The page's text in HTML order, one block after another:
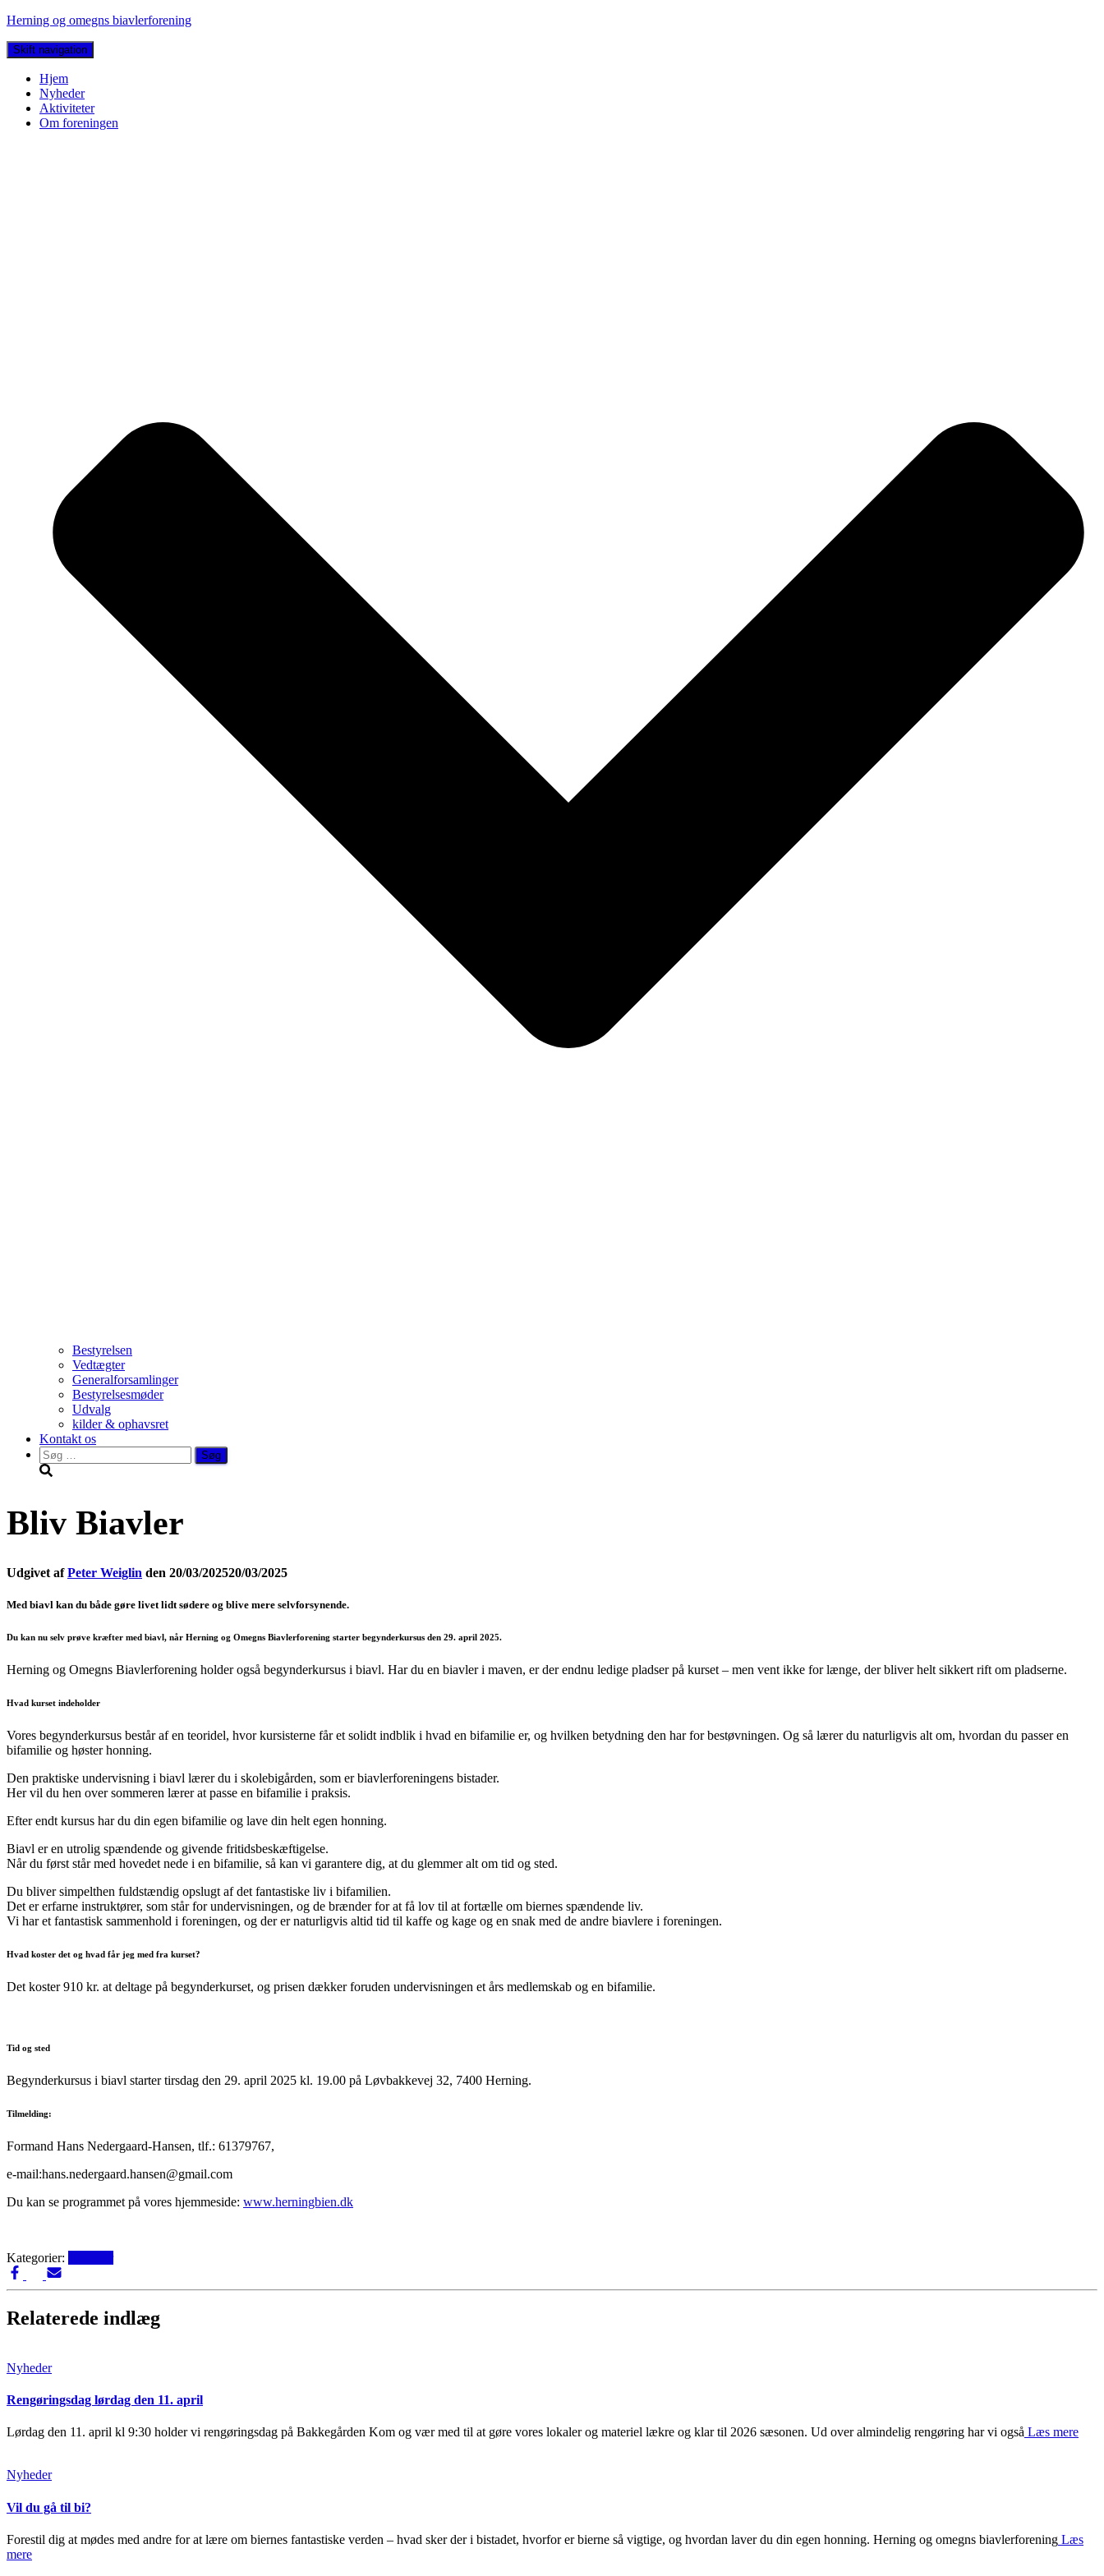
Herning og omegns biavlerforening
Skift navigation
Hjem
Nyheder
Aktiviteter
Om foreningen
Bestyrelsen
Vedtægter
Generalforsamlinger
Bestyrelsesmøder
Udvalg
kilder & ophavsret
Kontakt os
Søg
efter:
Bliv Biavler
Udgivet afPeter Weiglin den 20/03/202520/03/2025
Med biavl kan du både gøre livet lidt sødere og blive mere selvforsynende.
Du kan nu selv prøve kræfter med biavl, når Herning og Omegns Biavlerforening starter begynderkursus den 29. april 2025.
Herning og Omegns Biavlerforening holder også begynderkursus i biavl. Har du en biavler i maven, er der endnu ledige pladser på kurset – men vent ikke for længe, der bliver helt sikkert rift om pladserne.
Hvad kurset indeholder
Vores begynderkursus består af en teoridel, hvor kursisterne får et solidt indblik i hvad en bifamilie er, og hvilken betydning den har for bestøvningen. Og så lærer du naturligvis alt om, hvordan du passer en
bifamilie og høster honning.
Den praktiske undervisning i biavl lærer du i skolebigården, som er biavlerforeningens bistader.
Her vil du hen over sommeren lærer at passe en bifamilie i praksis.
Efter endt kursus har du din egen bifamilie og lave din helt egen honning.
Biavl er en utrolig spændende og givende fritidsbeskæftigelse.
Når du først står med hovedet nede i en bifamilie, så kan vi garantere dig, at du glemmer alt om tid og sted.
Du bliver simpelthen fuldstændig opslugt af det fantastiske liv i bifamilien.
Det er erfarne instruktører, som står for undervisningen, og de brænder for at få lov til at fortælle om biernes spændende liv.
Vi har et fantastisk sammenhold i foreningen, og der er naturligvis altid tid til kaffe og kage og en snak med de andre biavlere i foreningen.
Hvad koster det og hvad får jeg med fra kurset?
Det koster 910 kr. at deltage på begynderkurset, og prisen dækker foruden undervisningen et års medlemskab og en bifamilie.
Tid og sted
Begynderkursus i biavl starter tirsdag den 29. april 2025 kl. 19.00 på Løvbakkevej 32, 7400 Herning.
Tilmelding:
Formand Hans Nedergaard-Hansen, tlf.: 61379767,
e-mail:hans.nedergaard.hansen@gmail.com
Du kan se programmet på vores hjemmeside: www.herningbien.dk
Kategorier:
Relaterede indlæg
Nyheder
Rengøringsdag lørdag den 11. april
Lørdag den 11. april kl 9:30 holder vi rengøringsdag på Bakkegården Kom og vær med til at gøre vores lokaler og materiel lækre og klar til 2026 sæsonen. Ud over almindelig rengøring har vi også Læs mere
Nyheder
Vil du gå til bi?
Forestil dig at mødes med andre for at lære om biernes fantastiske verden – hvad sker der i bistadet, hvorfor er bierne så vigtige, og hvordan laver du din egen honning. Herning og omegns biavlerforening Læs
mere